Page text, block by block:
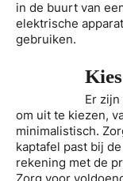
in de buurt van
elektrische
gebruiken.
Er
om uit te kiezen,
minimalistisch.
kaptafel past bij
rekening met de